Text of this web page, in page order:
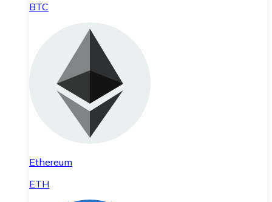
BTC
Ethereum
ETH